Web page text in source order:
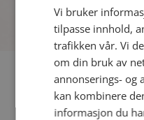
Fler single
Flere singlekvinner fra
Vi bruker
tilpasse innhold,
trafikken vår. Vi
om din bruk av
annonserings- og
kan kombinere
informasjon du